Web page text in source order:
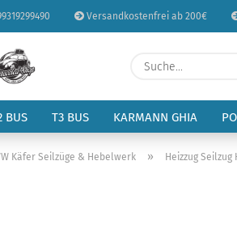
Versandkostenfrei ab 200€
BUS T3 BUS KARMANN GHIA
Käfer Seilzüge & Hebelwerk » Heizzug Seilzug